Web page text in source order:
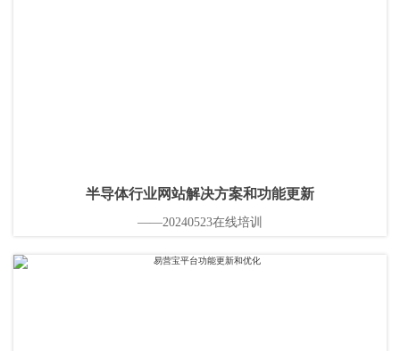
半导体行业网站解决方案和功能更新
——20240523在线培训